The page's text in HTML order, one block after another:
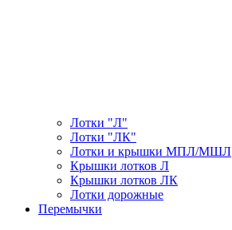
Лотки "Л"
Лотки "ЛК"
Лотки и крышки МПЛ/МШЛ
Крышки лотков Л
Крышки лотков ЛК
Лотки дорожные
Перемычки